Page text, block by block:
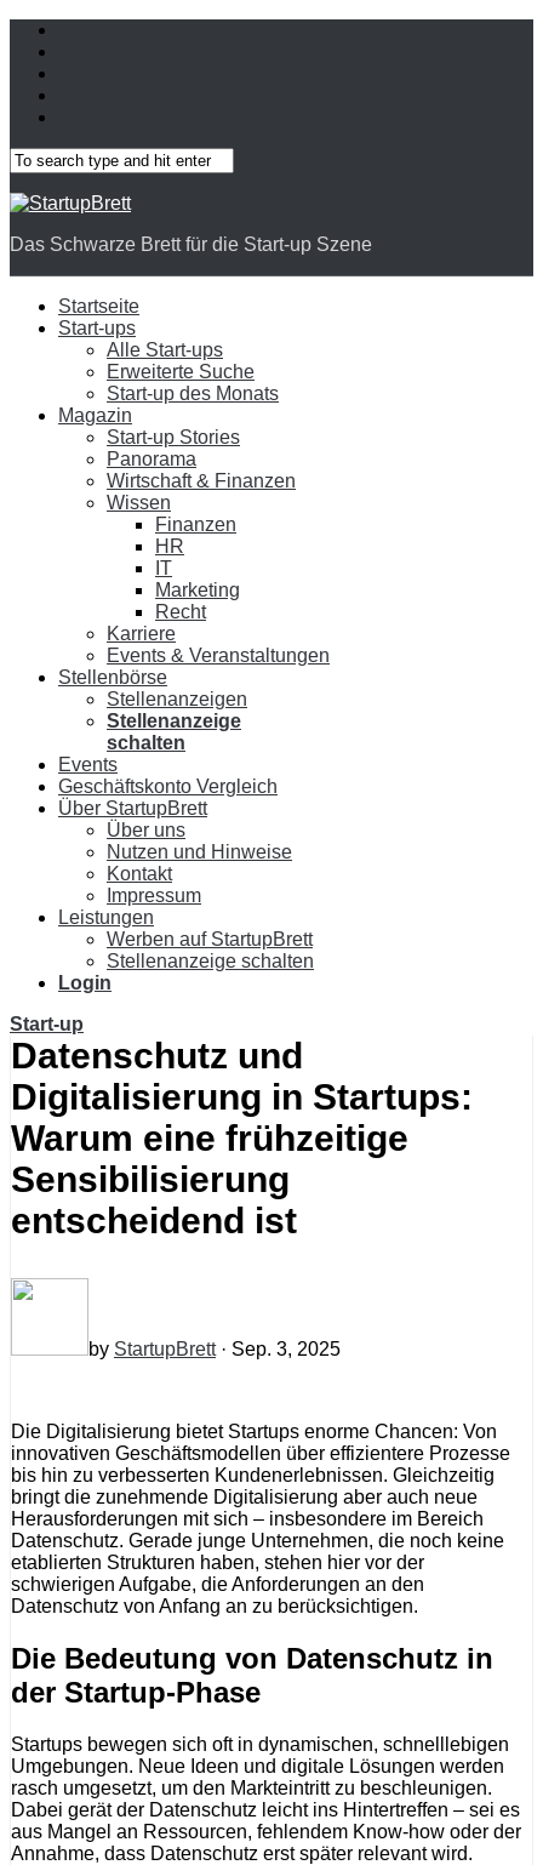
Das Schwarze Brett für die Start-up Szene
Startseite
Start-ups
Alle Start-ups
Erweiterte Suche
Start-up des Monats
Magazin
Start-up Stories
Panorama
Wirtschaft & Finanzen
Wissen
Finanzen
HR
IT
Marketing
Recht
Karriere
Events & Veranstaltungen
Stellenbörse
Stellenanzeigen
Stellenanzeige
schalten
Events
Geschäftskonto Vergleich
Über StartupBrett
Über uns
Nutzen und Hinweise
Kontakt
Impressum
Leistungen
Werben auf StartupBrett
Stellenanzeige schalten
Login
Start-up
Datenschutz und
Digitalisierung in Startups:
Warum eine frühzeitige
Sensibilisierung
entscheidend ist
by StartupBrett· Sep. 3, 2025
Die Digitalisierung bietet Startups enorme Chancen: Von
innovativen Geschäftsmodellen über effizientere Prozesse
bis hin zu verbesserten Kundenerlebnissen. Gleichzeitig
bringt die zunehmende Digitalisierung aber auch neue
Herausforderungen mit sich – insbesondere im Bereich
Datenschutz. Gerade junge Unternehmen, die noch keine
etablierten Strukturen haben, stehen hier vor der
schwierigen Aufgabe, die Anforderungen an den
Datenschutz von Anfang an zu berücksichtigen.
Die Bedeutung von Datenschutz in
der Startup-Phase
Startups bewegen sich oft in dynamischen, schnelllebigen
Umgebungen. Neue Ideen und digitale Lösungen werden
rasch umgesetzt, um den Markteintritt zu beschleunigen.
Dabei gerät der Datenschutz leicht ins Hintertreffen – sei es
aus Mangel an Ressourcen, fehlendem Know-how oder der
Annahme, dass Datenschutz erst später relevant wird.